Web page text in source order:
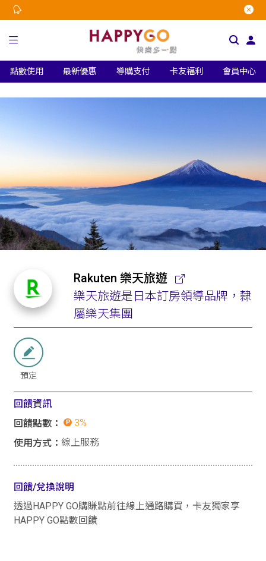
點數使用 最新優惠 導購支付 卡友福利 會員中心
Rakuten 樂天旅遊
樂天旅遊是日本訂房領導品牌，隸
屬樂天集團
預定
回饋資訊
回饋點數：
3%
使用方式：線上服務
回饋/兌換說明
透過HAPPY GO購賺點前往線上通路購買，卡友獨家享
HAPPY GO點數回饋